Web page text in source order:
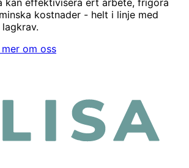
kostnader - helt i linje med
mer om oss